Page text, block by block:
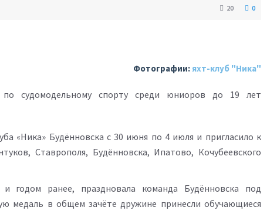
20 0
Фотографии:яхт-клуб "Ника"
по судомодельному спорту среди юниоров до 19 лет
«Ника» Будённовска с 30 июня по 4 июля и пригласило к
Ставрополя, Будённовска, Ипатово, Кочубеевского
годом ранее, праздновала команда Будённовска под
медаль в общем зачёте дружине принесли обучающиеся